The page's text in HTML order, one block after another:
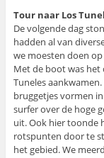
Tour naar Los
De volgende dag
hadden al van
we moesten doen
Met de boot was het
Tuneles
bruggetjes vormen
surfer over de hoge
uit. Ook hier toonde
rotspunten door te
het gebied. We